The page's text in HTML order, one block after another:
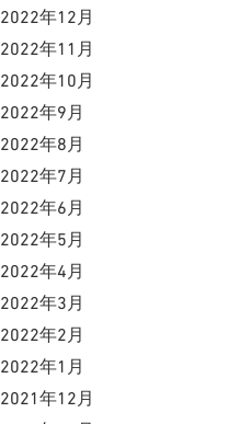
2022年12月
2022年11月
2022年10月
2022年9月
2022年8月
2022年7月
2022年6月
2022年5月
2022年4月
2022年3月
2022年2月
2022年1月
2021年12月